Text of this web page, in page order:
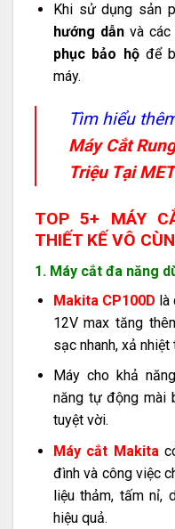
Khi sử dụng sản
hướng dẫnvà các
phục bảo hộđể
máy.
Tìm hiểu
Máy Cắt
Triệu Tại
TOP 5+ MÁY
THIẾT KẾ VÔ
1. Máy cắt đa năng
Makita CP100D là
12V max tăng
sạc nhanh, xả
Máy cho khả
năng tự động mài
tuyệt vời.
Máy cắt Makita
đình và công việc
liệu thảm, tấm nỉ,
hiệu quả.